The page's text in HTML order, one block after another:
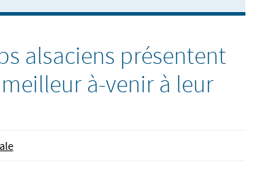
alsaciens présentent
à-venir à leur